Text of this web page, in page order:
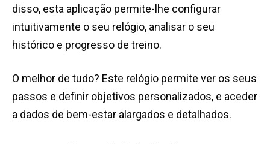
disso, esta aplicação permite-lhe configurar
intuitivamente o seu relógio, analisar o seu
histórico e progresso de treino.
O melhor de tudo? Este relógio permite ver os seus
passos e definir objetivos personalizados, e aceder
a dados de bem-estar alargados e detalhados.